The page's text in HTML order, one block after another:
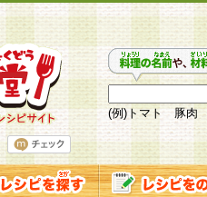
(例)トマト 豚肉